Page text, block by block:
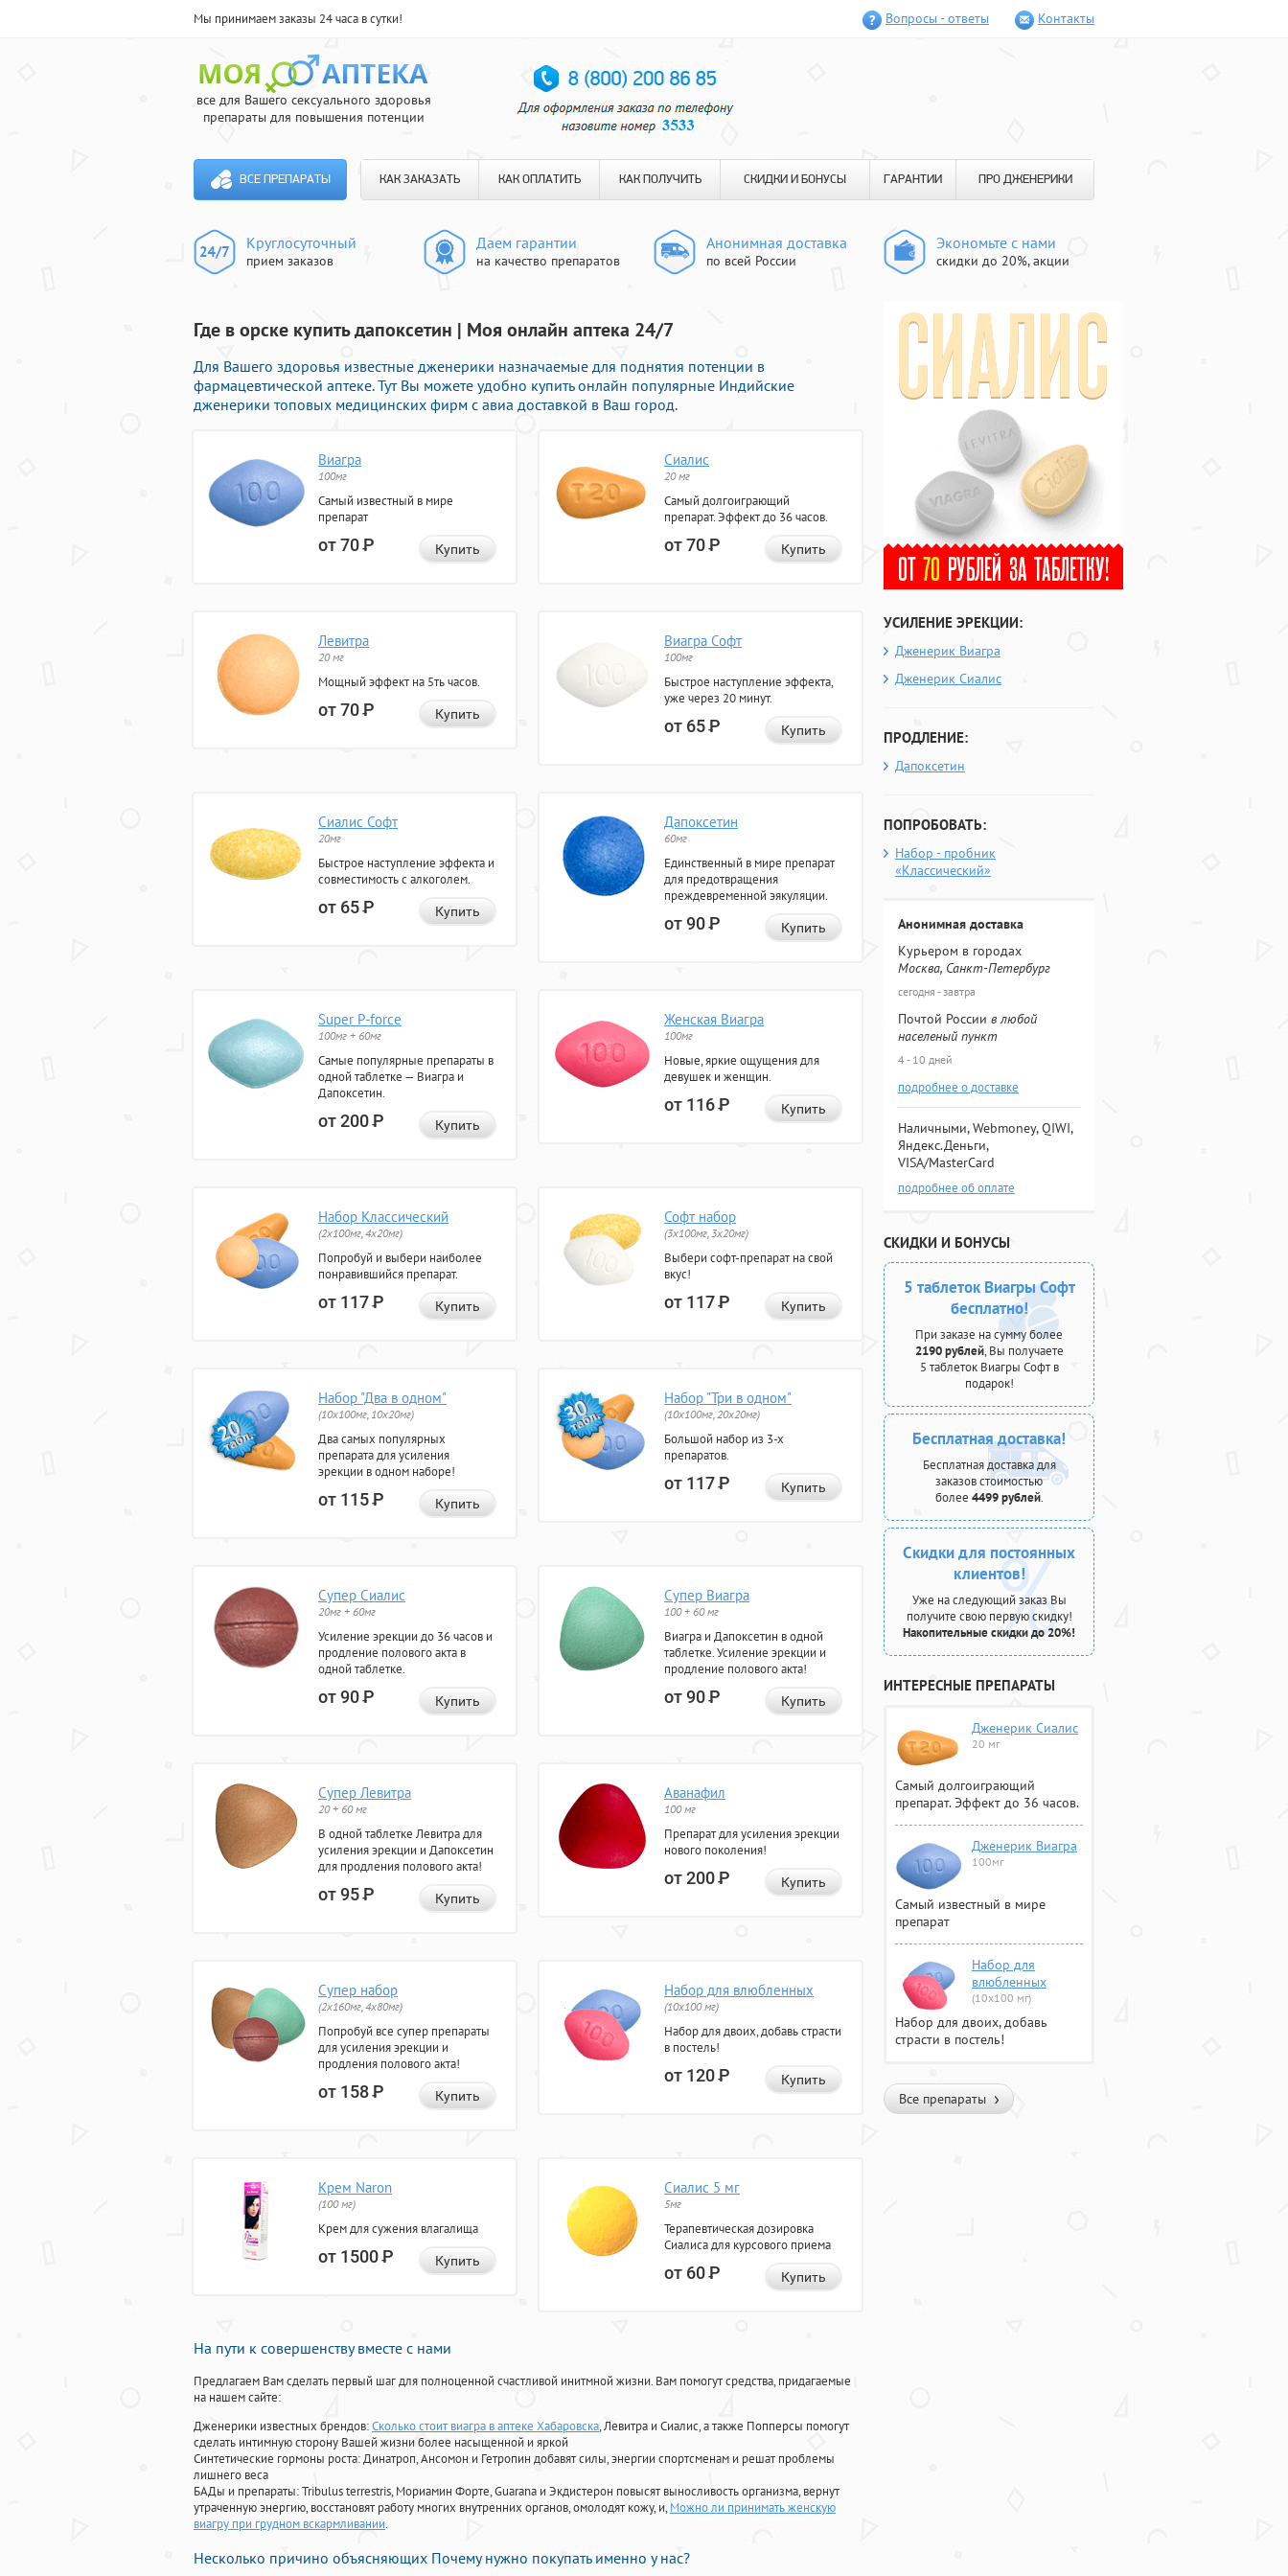
Мы принимаем заказы 24 часа в сутки! Вопросы - ответы Контакты
все для Вашего сексуального здоровья
препараты для повышения потенции
ВСЕ ПРЕПАРАТЫ КАК ЗАКАЗАТЬ КАК ОПЛАТИТЬ КАК ПОЛУЧИТЬ СКИДКИ И БОНУСЫ ГАРАНТИИ ПРО ДЖЕНЕРИКИ
Круглосуточный
прием заказов
Даем гарантии
на качество препаратов
Анонимная доставка
по всей России
Экономьте с нами
скидки до 20%, акции
Где в орске купить дапоксетин | Моя онлайн аптека 24/7
Для Вашего здоровья известные дженерики назначаемые для поднятия потенции в
фармацевтической аптеке. Тут Вы можете удобно купить онлайн популярные Индийские
дженерики топовых медицинских фирм с авиа доставкой в Ваш город.
Виагра
100мг
Самый известный в мире
препарат
от 70Р Купить
Сиалис
20 мг
Самый долгоиграющий
препарат. Эффект до 36 часов.
от 70Р Купить
Левитра
20 мг
Мощный эффект на 5ть часов.
от 70Р Купить
Виагра Софт
100мг
Быстрое наступление эффекта,
уже через 20 минут.
от 65Р Купить
Сиалис Софт
20мг
Быстрое наступление эффекта и
совместимость с алкоголем.
от 65Р Купить
Дапоксетин
60мг
Единственный в мире препарат
для предотвращения
преждевременной эякуляции.
от 90Р Купить
Super P-force
100мг + 60мг
Самые популярные препараты в
одной таблетке — Виагра и
Дапоксетин.
от 200Р Купить
Женская Виагра
100мг
Новые, яркие ощущения для
девушек и женщин.
от 116Р Купить
Набор Классический
(2x100мг, 4x20мг)
Попробуй и выбери наиболее
понравившийся препарат.
от 117Р Купить
Софт набор
(3x100мг, 3x20мг)
Выбери софт-препарат на свой
вкус!
от 117Р Купить
Набор "Два в одном"
(10x100мг, 10x20мг)
Два самых популярных
препарата для усиления
эрекции в одном наборе!
от 115Р Купить
Набор "Три в одном"
(10x100мг, 20x20мг)
Большой набор из 3-х
препаратов.
от 117Р Купить
Супер Сиалис
20мг + 60мг
Усиление эрекции до 36 часов и
продление полового акта в
одной таблетке.
от 90Р Купить
Супер Виагра
100 + 60 мг
Виагра и Дапоксетин в одной
таблетке. Усиление эрекции и
продление полового акта!
от 90Р Купить
Супер Левитра
20 + 60 мг
В одной таблетке Левитра для
усиления эрекции и Дапоксетин
для продления полового акта!
от 95Р Купить
Аванафил
100 мг
Препарат для усиления эрекции
нового поколения!
от 200Р Купить
Супер набор
(2х160мг, 4х80мг)
Попробуй все супер препараты
для усиления эрекции и
продления полового акта!
от 158Р Купить
Набор для влюбленных
(10х100 мг)
Набор для двоих, добавь страсти
в постель!
от 120Р Купить
Крем Naron
(100 мг)
Крем для сужения влагалища
от 1500Р Купить
Сиалис 5 мг
5мг
Терапевтическая дозировка
Сиалиса для курсового приема
от 60Р Купить
На пути к совершенству вместе с нами
Предлагаем Вам сделать первый шаг для полноценной счастливой инитмной жизни. Вам помогут средства, придагаемые
на нашем сайте:
Дженерики известных брендов:Сколько стоит виагра в аптеке Хабаровска, Левитра и Сиалис, а также Попперсы помогут
сделать интимную сторону Вашей жизни более насыщенной и яркой
Синтетические гормоны роста: Динатроп, Ансомон и Гетропин добавят силы, энергии спортсменам и решат проблемы
лишнего веса
БАДы и препараты:Tribulus terrestris, Мориамин Форте, Guarana и Экдистерон повысят выносливость организма, вернут
утраченную энергию, восстановят работу многих внутренних органов, омолодят кожу, и, Можно ли принимать женскую
виагру при грудном вскармливании.
Несколько причино объясняющих Почему нужно покупать именно у нас?
УСИЛЕНИЕ ЭРЕКЦИИ:
Дженерик Виагра
Дженерик Сиалис
ПРОДЛЕНИЕ:
Дапоксетин
ПОПРОБОВАТЬ:
Набор - пробник
«Классический»
Анонимная доставка
Курьером в городах
Москва, Санкт-Петербург
сегодня - завтра
Почтой России в любой
населеный пункт
4 - 10 дней
подробнее о доставке
Наличными, Webmoney, QIWI,
Яндекс.Деньги,
VISA/MasterCard
подробнее об оплате
СКИДКИ И БОНУСЫ
5 таблеток Виагры Софт
бесплатно!
При заказе на сумму более
2190 рублей, Вы получаете
5 таблеток Виагры Софт в
подарок!
Бесплатная доставка!
Бесплатная доставка для
заказов стоимостью
более 4499 рублей.
Скидки для постоянных
клиентов!
Уже на следующий заказ Вы
получите свою первую скидку!
Накопительные скидки до 20%!
ИНТЕРЕСНЫЕ ПРЕПАРАТЫ
Дженерик Сиалис
20 мг
Самый долгоиграющий
препарат. Эффект до 36 часов.
Дженерик Виагра
100мг
Самый известный в мире
препарат
Набор для
влюбленных
(10х100 мг)
Набор для двоих, добавь
страсти в постель!
Все препараты